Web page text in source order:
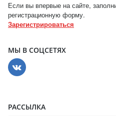
Если вы впервые на сайте,
регистрационную форму.
Зарегистрироваться
МЫ В СОЦСЕТЯХ
РАССЫЛКА